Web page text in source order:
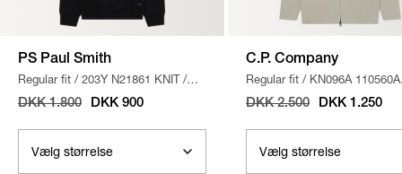
PS Paul Smith
Regular fit / 203Y N21861 KNIT /
SORT
DKK 1.800 DKK 900
C.P. Company
Regular fit / KN096A 110560A
STRIK / SAND
DKK 2.500 DKK 1.250